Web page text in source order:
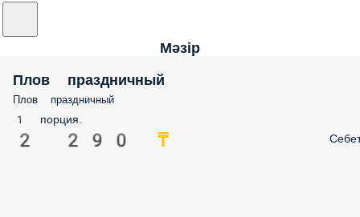
Мәзір
Плов праздничный
Плов праздничный
1 порция.
2 290 ₸